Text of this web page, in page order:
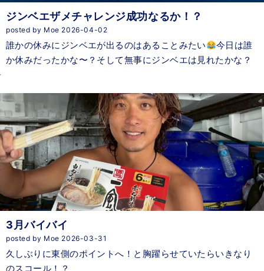
ジンベエザメチャレンジ成功なるか！？
posted by Moe 2026-04-02
誰かの休みにジンベエが出るのはあることみたい
今日は誰
か休みだったかな〜？そして無事にジンベエは見れたかな？
3月バイバイ
posted by Moe 2026-03-31
久しぶりに東側のポイントへ！と胸躍らせていたらいきなり
のスコール！？